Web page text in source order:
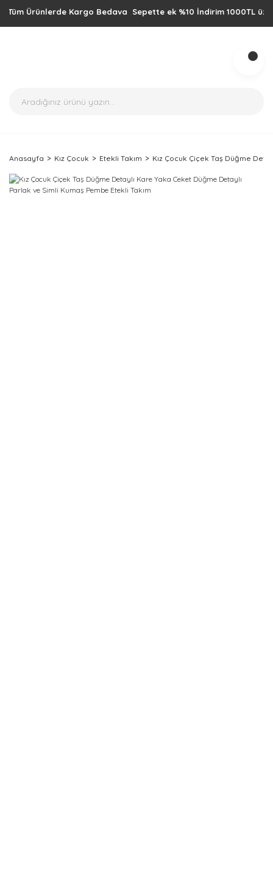
Ürünlerde Kargo Bedava Sepette ek %10 İndirim 1000TL üzeri
Anasayfa Kız Çocuk Etekli Takım Kız Çocuk Çiçek Taş Düğme